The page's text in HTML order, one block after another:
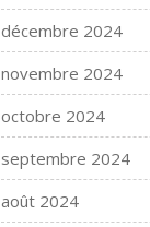
décembre 2024
novembre 2024
octobre 2024
septembre 2024
août 2024